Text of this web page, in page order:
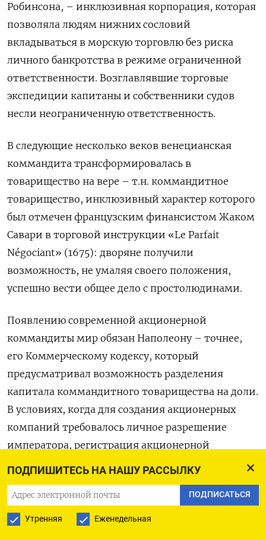
ПОДПИШИТЕСЬ НА НАШУ РАССЫЛКУ
ПОДПИСАТЬСЯ
Утренняя Еженедельная
Робинсона, – инклюзивная корпорация, которая
позволяла людям нижних сословий
вкладываться в морскую торговлю без риска
личного банкротства в режиме ограниченной
ответственности. Возглавлявшие торговые
экспедиции капитаны и собственники судов
несли неограниченную ответственность.
В следующие несколько веков венецианская
коммандита трансформировалась в
товарищество на вере – т.н. коммандитное
товарищество, инклюзивный характер которого
был отмечен французским финансистом Жаком
Савари в торговой инструкции «Le Parfait
Négociant» (1675): дворяне получили
возможность, не умаляя своего положения,
успешно вести общее дело с простолюдинами.
Появлению современной акционерной
коммандиты мир обязан Наполеону – точнее,
его Коммерческому кодексу, который
предусматривал возможность разделения
капитала коммандитного товарищества на доли.
В условиях, когда для создания акционерных
компаний требовалось личное разрешение
императора, регистрация акционерной
получила бурное развитие во Франции,
обеспечив догоняющее развитие её экономики и